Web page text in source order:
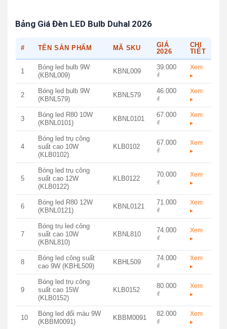
Bảng Giá Đèn LED Bulb Duhal 2026
# TÊN SẢN PHẨM MÃ SKU
GIÁ
2026
CHI
TIẾT
1
Bóng led bulb 9W
(KBNL009)
KBNL009
39.000
₫
Xem
▸
2
Bóng led bulb 9W
(KBNL579)
KBNL579
46.000
₫
Xem
▸
3
Bóng led R80 10W
(KBNL0101)
KBNL0101
67.000
₫
Xem
▸
4
Bóng led trụ công
suất cao 10W
(KLB0102)
KLB0102
67.000
₫
Xem
▸
5
Bóng led trụ công
suất cao 12W
(KLB0122)
KLB0122
70.000
₫
Xem
▸
6
Bóng led R80 12W
(KBNL0121)
KBNL0121
71.000
₫
Xem
▸
7
Bóng trụ led công
suất cao 10W
(KBNL810)
KBNL810
74.000
₫
Xem
▸
8
Bóng led công suất
cao 9W (KBHL509)
KBHL509
74.000
₫
Xem
▸
9
Bóng led trụ công
suất cao 15W
(KLB0152)
KLB0152
80.000
₫
Xem
▸
10
Bóng led đổi màu 9W
(KBBM0091)
KBBM0091
82.000
₫
Xem
▸